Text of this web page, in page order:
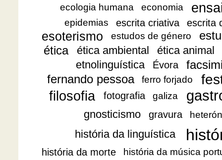
ecologia humana economia
epidemias escrita criativa escrita
esoterismo estudos de género
ética
ética ambiental
ética animal
etnolinguística
Évora
fernando pessoa
ferro forjado
filosofia
fotografia galiza
gnosticismo gravura
história da linguística
história da morte história da música